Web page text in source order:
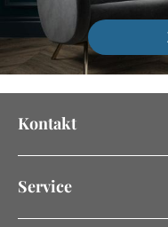
Kontakt
Service